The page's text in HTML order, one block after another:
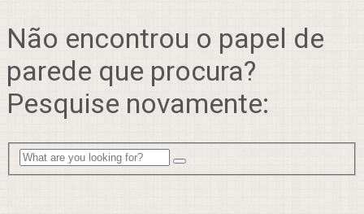
Não encontrou o papel de
parede que procura?
Pesquise novamente: